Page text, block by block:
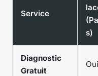
Service
s)
Diagnostic
Gratuit
Oui